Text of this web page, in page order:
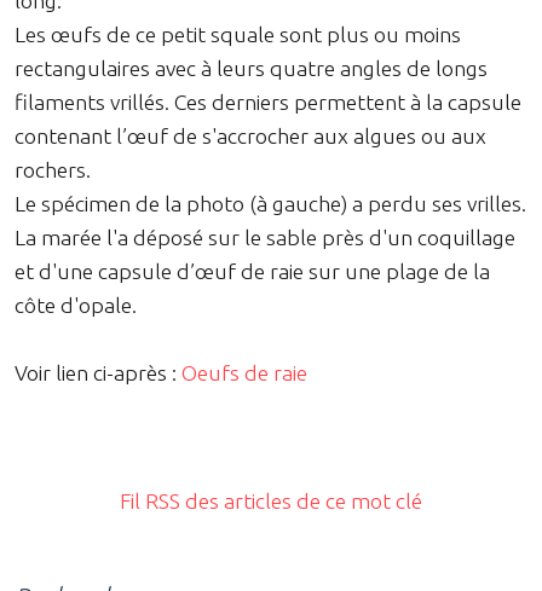
Les œufs de ce petit squale sont plus ou moins
rectangulaires avec à leurs quatre angles de longs
filaments vrillés. Ces derniers permettent à la capsule
contenant l’œuf de s'accrocher aux algues ou aux
rochers.
Le spécimen de la photo (à gauche) a perdu ses vrilles.
La marée l'a déposé sur le sable près d'un coquillage
et d'une capsule d’œuf de raie sur une plage de la
côte d'opale.
Voir lien ci-après : Oeufs de raie
Fil RSS des articles de ce mot clé